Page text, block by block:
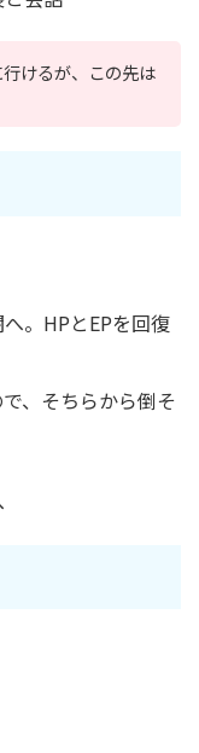
けるが、この先は
。HPとEPを回復
、そちらから倒そ